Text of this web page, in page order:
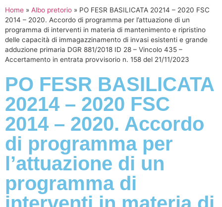
Home » Albo pretorio » PO FESR BASILICATA 20214 – 2020 FSC
2014 – 2020. Accordo di programma per l’attuazione di un
programma di interventi in materia di mantenimento e ripristino
delle capacità di immagazzinamento di invasi esistenti e grande
adduzione primaria DGR 881/2018 ID 28 – Vincolo 435 –
Accertamento in entrata provvisorio n. 158 del 21/11/2023
PO FESR BASILICATA
20214 – 2020 FSC
2014 – 2020. Accordo
di programma per
l’attuazione di un
programma di